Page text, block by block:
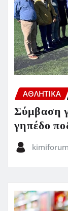
ΑΘΛΗΤΙΚΑ
Σύμβαση
γηπέδο
kimiforum